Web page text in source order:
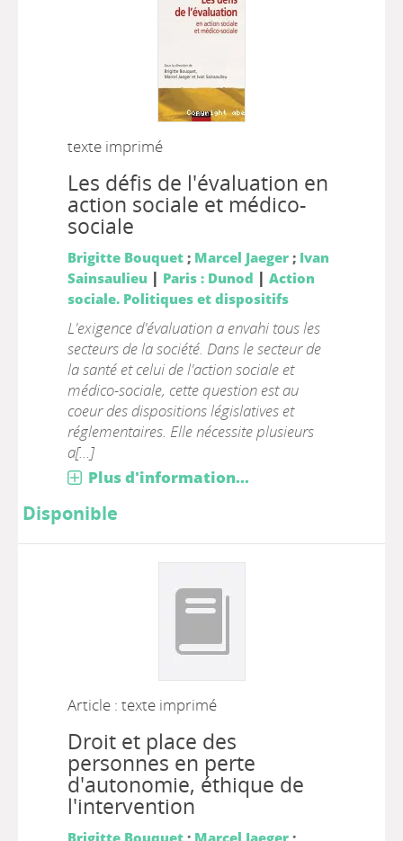
texte imprimé
Les défis de l'évaluation en
action sociale et médico-
sociale
Brigitte Bouquet; Marcel Jaeger; Ivan
Sainsaulieu | Paris : Dunod | Action
sociale. Politiques et dispositifs
L'exigence d'évaluation a envahi tous les
secteurs de la société. Dans le secteur de
la santé et celui de l'action sociale et
médico-sociale, cette question est au
coeur des dispositions législatives et
réglementaires. Elle nécessite plusieurs
a[...]
Plus d'information...
Disponible
Article : texte imprimé
Droit et place des
personnes en perte
d'autonomie, éthique de
l'intervention
Brigitte Bouquet; Marcel Jaeger;